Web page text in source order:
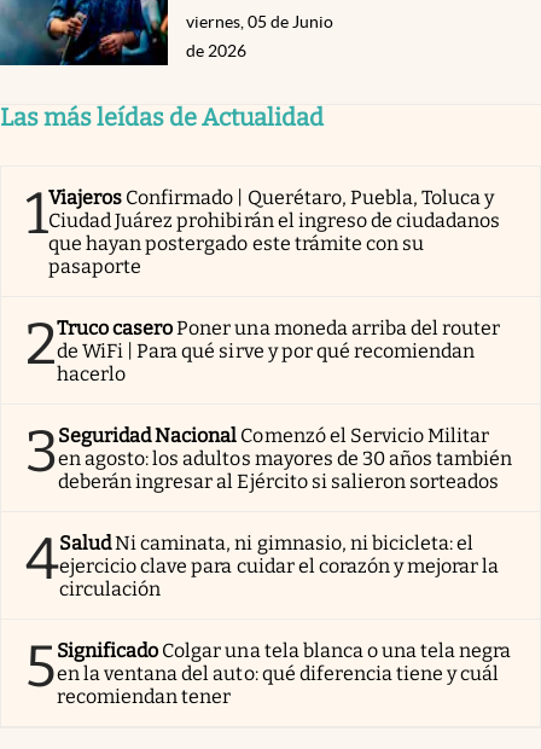
viernes, 05 de Junio
de 2026
Las más leídas de Actualidad
1Viajeros Confirmado | Querétaro, Puebla, Toluca y
Ciudad Juárez prohibirán el ingreso de ciudadanos
que hayan postergado este trámite con su
pasaporte
2Truco caseroPoner una moneda arriba del router
de WiFi | Para qué sirve y por qué recomiendan
hacerlo
3Seguridad Nacional Comenzó el Servicio Militar
en agosto: los adultos mayores de 30 años también
deberán ingresar al Ejército si salieron sorteados
4SaludNi caminata, ni gimnasio, ni bicicleta: el
ejercicio clave para cuidar el corazón y mejorar la
circulación
5Significado Colgar una tela blanca o una tela negra
en la ventana del auto: qué diferencia tiene y cuál
recomiendan tener